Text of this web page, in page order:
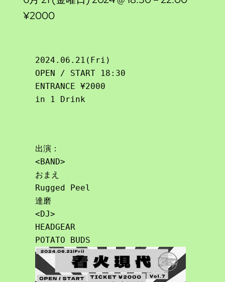
¥2000
2024.06.21(Fri)
OPEN / START 18:30
ENTRANCE ¥2000
in 1 Drink
出演：
<BAND>
おまえ
Rugged Peel
達磨
<DJ>
HEADGEAR